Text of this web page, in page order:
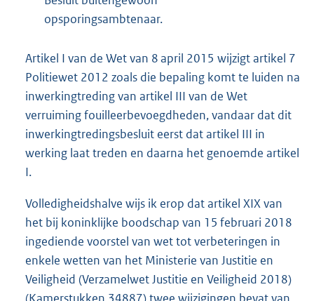
opsporingsambtenaar.
Artikel I van de Wet van 8 april 2015 wijzigt artikel 7
Politiewet 2012 zoals die bepaling komt te luiden na
inwerkingtreding van artikel III van de Wet
verruiming fouilleerbevoegdheden, vandaar dat dit
inwerkingtredingsbesluit eerst dat artikel III in
werking laat treden en daarna het genoemde artikel
I.
Volledigheidshalve wijs ik erop dat artikel XIX van
het bij koninklijke boodschap van 15 februari 2018
ingediende voorstel van wet tot verbeteringen in
enkele wetten van het Ministerie van Justitie en
Veiligheid (Verzamelwet Justitie en Veiligheid 2018)